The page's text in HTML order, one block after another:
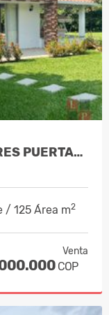
VENTA CASA CAMPESTRE, TRES PUERTAS,…
/ 125 Área m2
Venta
COP